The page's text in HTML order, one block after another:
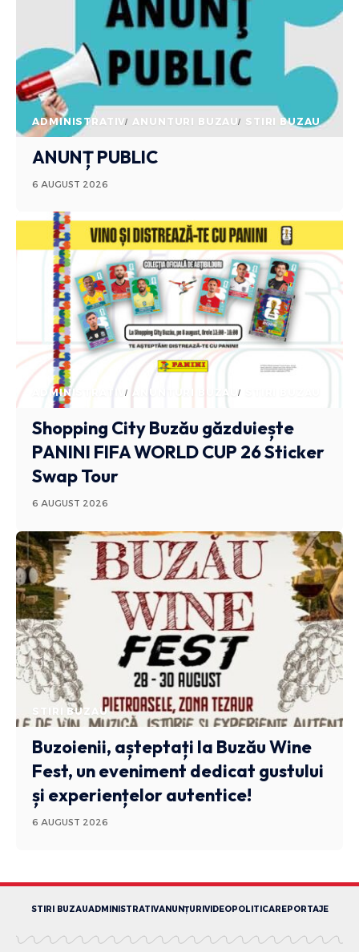
ADMINISTRATIV ANUNTURI BUZAU STIRI BUZAU
ANUNȚ PUBLIC
6 AUGUST 2026
ADMINISTRATIV ANUNTURI BUZAU
Shopping City Buzău găzduiește
PANINI FIFA WORLD CUP 26 Sticker
Swap Tour
6 AUGUST 2026
STIRI BUZAU
Buzoienii, așteptați la Buzău Wine
Fest, un eveniment dedicat gustului
și experiențelor autentice!
6 AUGUST 2026
STIRI BUZAUADMINISTRATIVANUNȚURIVIDEOPOLITICAREPORTAJE